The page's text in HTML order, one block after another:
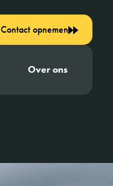
Over ons
Contact opnemen